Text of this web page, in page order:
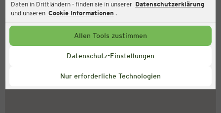
Daten in Drittländern - finden sie in unserer Datenschutzerklärung
und unseren Cookie Informationen .
Allen Tools zustimmen
Datenschutz-Einstellungen
Nur erforderliche Technologien
+43 (0) 1 2675 502
Montag bis Freitag 8-18 Uhr
So finden Sie uns